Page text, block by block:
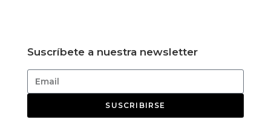
Suscríbete a nuestra newsletter
SUSCRIBIRSE